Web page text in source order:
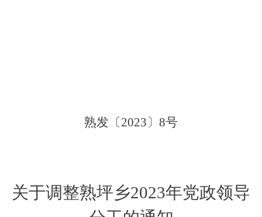
熟发〔2023〕 8号
关于调整熟坪乡2023年党政领导